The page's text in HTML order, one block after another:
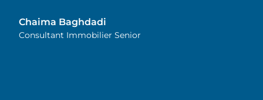
stress. J'apprécie
sincèrement son
Chaima Baghdadi
Consultant Immobilier Senior